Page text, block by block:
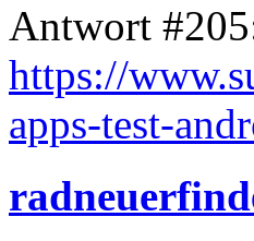
Antwort
https://
apps-test-